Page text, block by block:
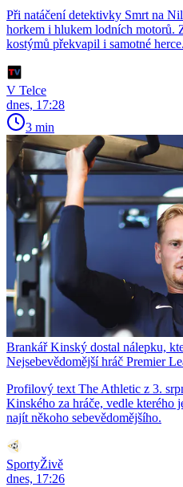
Při natáčení detektivky Smrt na
horkem i hlukem lodních motorů.
kostýmů překvapil i samotné herce.
V Telce
dnes, 17:28
3 min
Brankář Kinský dostal nálepku,
Nejsebevědomější hráč Premier
Profilový text The Athletic z 3.
Kinského za hráče, vedle kterého
najít někoho sebevědomějšího.
SportyŽivě
dnes, 17:26